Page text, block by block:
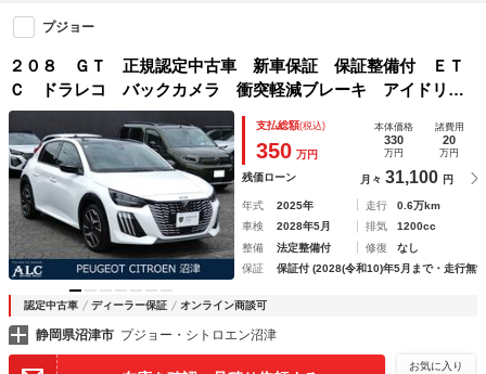
プジョー
２０８ ＧＴ 正規認定中古車 新車保証 保証整備付 ＥＴ
Ｃ ドラレコ バックカメラ 衝突軽減ブレーキ アイドリン
グストップ 障害物ソナー 車線逸脱防止 アダプティブクル
コン ＬＥＤライト 純正ホイール
支払総額(税込)
350 万円
本体価格
330
万円
諸費用
20
万円
残価ローン 月々 31,100 円
年式 2025年 走行
0.6万km
車検
2028年5月 排気
1200cc
整備
法定整備付 修復
なし
保証
保証付 (2028(令和10)年5月まで・走行無
認定中古車 ディーラー保証 オンライン商談可
静岡県沼津市 プジョー・シトロエン沼津
お気に入り